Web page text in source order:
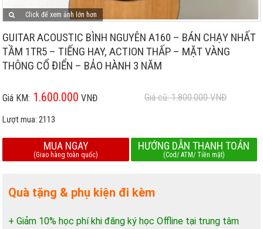
Click để xem ảnh lớn hơn
GUITAR ACOUSTIC BÌNH NGUYÊN A160 – BÁN CHẠY NHẤT
TẦM 1TR5 – TIẾNG HAY, ACTION THẤP – MẶT VÀNG
THÔNG CỔ ĐIỂN – BẢO HÀNH 3 NĂM
Giá KM: 1.600.000 VNĐ Giá cũ: 1.800.000VNĐ
Lượt mua:2113
MUA NGAY
(Giao hàng toàn quốc)
HƯỚNG DẪN THANH TOÁN
(Cod/ ATM/ Tiền mặt)
Quà tặng & phụ kiện đi kèm
+ Giảm 10% học phí khi đăng ký học Offline tại trung tâm